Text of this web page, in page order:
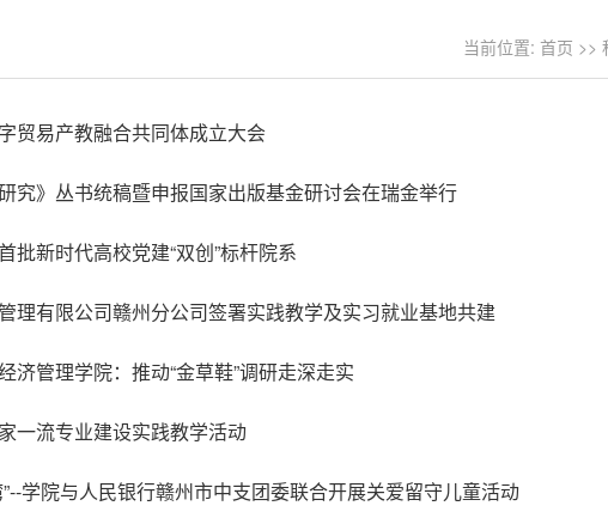
当前位置: 首页 >>
贸易产教融合共同体成立大会
究》丛书统稿暨申报国家出版基金研讨会在瑞金举行
批新时代高校党建“双创”标杆院系
理有限公司赣州分公司签署实践教学及实习就业基地共建
济管理学院：推动“金草鞋”调研走深走实
一流专业建设实践教学活动
学院与人民银行赣州市中支团委联合开展关爱留守儿童活动